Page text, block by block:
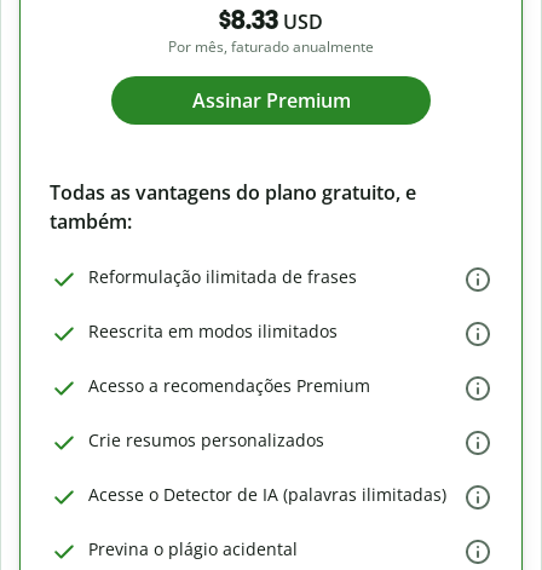
$8.33 USD
Por mês, faturado anualmente
Assinar Premium
Todas as vantagens do plano gratuito, e
também:
Reformulação ilimitada de frases
Reescrita em modos ilimitados
Acesso a recomendações Premium
Crie resumos personalizados
Acesse o Detector de IA (palavras ilimitadas)
Previna o plágio acidental